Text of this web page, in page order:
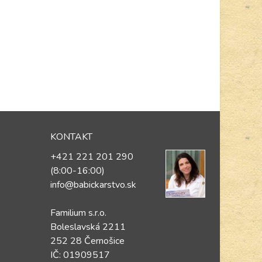
KONTAKT
+421 221 201 290
(8:00-16:00)
info@babickarstvo.sk
Familium s.r.o.
Boleslavská 2211
252 28 Černošice
IČ: 01909517